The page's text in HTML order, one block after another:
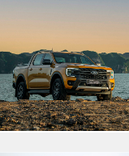
THỊ TRƯỜNG XE